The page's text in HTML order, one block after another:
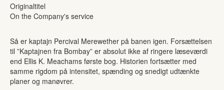
Originaltitel
On the Company's service
Så er kaptajn Percival Merewether på banen igen. Forsættelsen
til ”Kaptajnen fra Bombay” er absolut ikke af ringere læseværdi
end Ellis K. Meachams første bog. Historien fortsætter med
samme rigdom på intensitet, spænding og snedigt udtænkte
planer og manøvrer.